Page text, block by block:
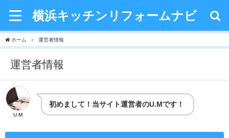
横浜キッチンリフォームナビ
ホーム 運営者情報
運営者情報
U.M
初めまして！当サイト運営者のU.Mです！